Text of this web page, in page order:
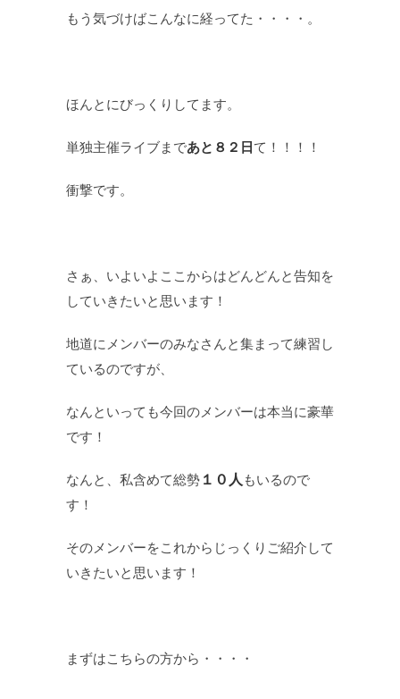
もう気づけばこんなに経ってた・・・・。
ほんとにびっくりしてます。
単独主催ライブまであと８２日て！！！！
衝撃です。
さぁ、いよいよここからはどんどんと告知を
していきたいと思います！
地道にメンバーのみなさんと集まって練習し
ているのですが、
なんといっても今回のメンバーは本当に豪華
です！
なんと、私含めて総勢 １０人 もいるので
す！
そのメンバーをこれからじっくりご紹介して
いきたいと思います！
まずはこちらの方から・・・・